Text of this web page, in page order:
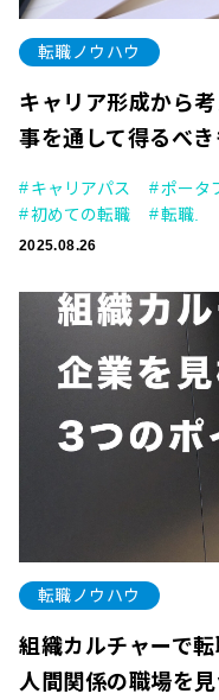
転職ノウハウ
キャリア形成から
事を通して得るべ
キャリアパス ポータ
初めての転職
転職.
2025.08.26
転職ノウハウ
組織カルチャーで
人間関係の職場を